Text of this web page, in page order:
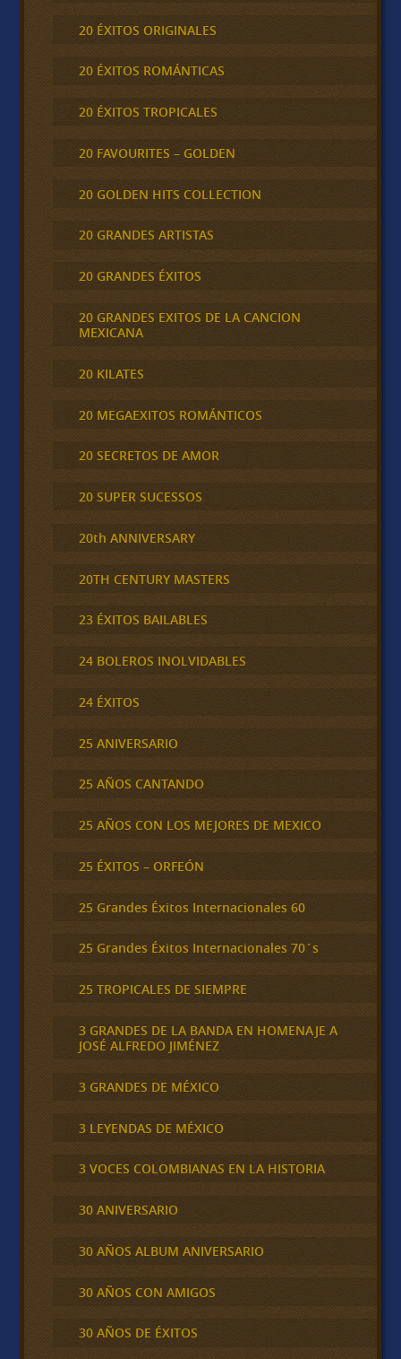
20 ÉXITOS ORIGINALES
20 ÉXITOS ROMÁNTICAS
20 ÉXITOS TROPICALES
20 FAVOURITES – GOLDEN
20 GOLDEN HITS COLLECTION
20 GRANDES ARTISTAS
20 GRANDES ÉXITOS
20 GRANDES EXITOS DE LA CANCION
MEXICANA
20 KILATES
20 MEGAEXITOS ROMÁNTICOS
20 SECRETOS DE AMOR
20 SUPER SUCESSOS
20th ANNIVERSARY
20TH CENTURY MASTERS
23 ÉXITOS BAILABLES
24 BOLEROS INOLVIDABLES
24 ÉXITOS
25 ANIVERSARIO
25 AÑOS CANTANDO
25 AÑOS CON LOS MEJORES DE MEXICO
25 ÉXITOS – ORFEÓN
25 Grandes Éxitos Internacionales 60
25 Grandes Éxitos Internacionales 70´s
25 TROPICALES DE SIEMPRE
3 GRANDES DE LA BANDA EN HOMENAJE A
JOSÉ ALFREDO JIMÉNEZ
3 GRANDES DE MÉXICO
3 LEYENDAS DE MÉXICO
3 VOCES COLOMBIANAS EN LA HISTORIA
30 ANIVERSARIO
30 AÑOS ALBUM ANIVERSARIO
30 AÑOS CON AMIGOS
30 AÑOS DE ÉXITOS